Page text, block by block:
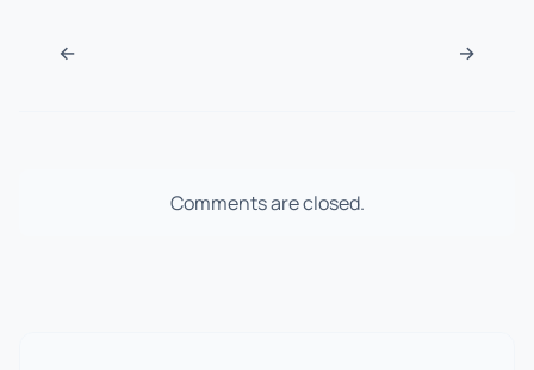
Post navigation
← →
Comments are closed.